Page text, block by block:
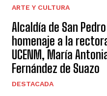
ARTE Y CULTURA
Alcaldía de San
homenaje a la
UCENM, María
Fernández de Suazo
DESTACADA